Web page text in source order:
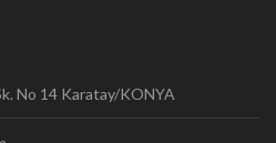
No 14 Karatay/KONYA